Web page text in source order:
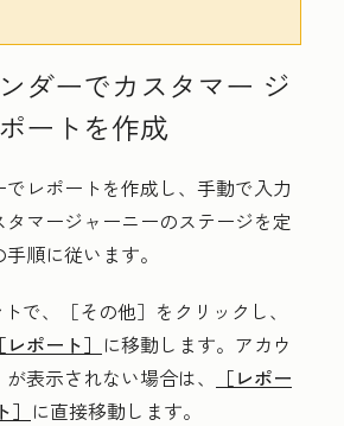
ダーでカスタマー ジ
ートを作成
レポートを作成し、手動で入力
マージャーニーのステージを定
順に従います。
で、
［その他］をクリックし、
［レポート］ に移動します。アカウ
が表示されない場合は、
［レポー
に直接移動します。